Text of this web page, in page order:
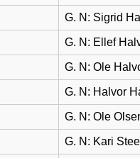
G. N: Sigrid
G. N: Ellef
G. N: Ole
G. N: Halvor
G. N: Ole
G. N: Kari